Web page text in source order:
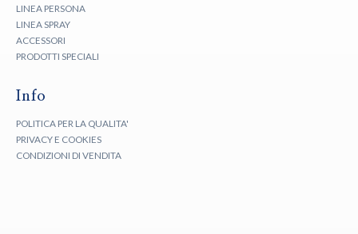
LINEA PERSONA
LINEA SPRAY
ACCESSORI
PRODOTTI SPECIALI
Info
POLITICA PER LA QUALITA'
PRIVACY E COOKIES
CONDIZIONI DI VENDITA